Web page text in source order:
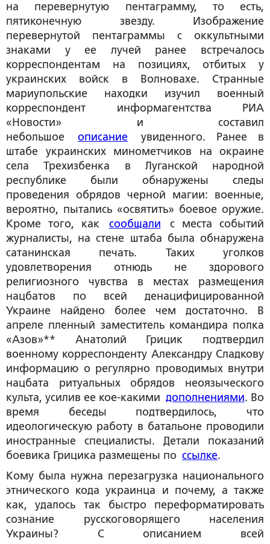
на перевернутую пентаграмму, то есть,
пятиконечную звезду. Изображение
перевернутой пентаграммы с оккультными
знаками у ее лучей ранее встречалось
корреспондентам на позициях, отбитых у
украинских войск в Волновахе. Странные
мариупольские находки изучил военный
корреспондент информагентства РИА
«Новости» и составил
небольшое описание увиденного. Ранее в
штабе украинских минометчиков на окраине
села Трехизбенка в Луганской народной
республике были обнаружены следы
проведения обрядов черной магии: военные,
вероятно, пытались «освятить» боевое оружие.
Кроме того, как сообщали с места событий
журналисты, на стене штаба была обнаружена
сатанинская печать. Таких уголков
удовлетворения отнюдь не здорового
религиозного чувства в местах размещения
нацбатов по всей денацифицированной
Украине найдено более чем достаточно. В
апреле пленный заместитель командира полка
«Азов»** Анатолий Грицик подтвердил
военному корреспонденту Александру Сладкову
информацию о регулярно проводимых внутри
нацбата ритуальных обрядов неоязыческого
культа, усилив ее кое-какими дополнениями. Во
время беседы подтвердилось, что
идеологическую работу в батальоне проводили
иностранные специалисты. Детали показаний
боевика Грицика размещены по ссылке.
Кому была нужна перезагрузка национального
этнического кода украинца и почему, а также
как, удалось так быстро переформатировать
сознание русскоговорящего населения
Украины? С описанием всей